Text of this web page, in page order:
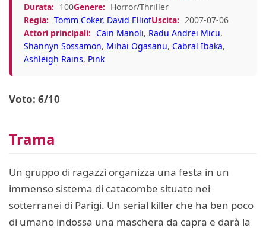
Durata: 100Genere: Horror/Thriller
Regia: Tomm Coker, David ElliotUscita: 2007-07-06
Attori principali: Cain Manoli, Radu Andrei Micu,
Shannyn Sossamon, Mihai Ogasanu, Cabral Ibaka,
Ashleigh Rains, Pink
Voto: 6/10
Trama
Un gruppo di ragazzi organizza una festa in un
immenso sistema di catacombe situato nei
sotterranei di Parigi. Un serial killer che ha ben poco
di umano indossa una maschera da capra e darà la